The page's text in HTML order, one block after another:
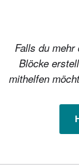
Falls du
Blöcke
mithelfen